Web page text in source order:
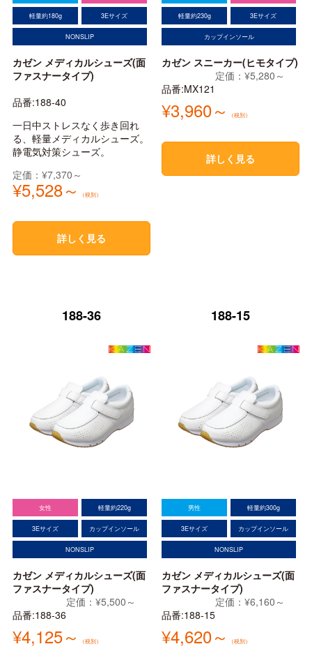
軽量約180g 3Eサイズ
NONSLIP
カゼン メディカルシューズ(面
ファスナータイプ)
品番:188-40
一日中ストレスなく歩き回れ
る、軽量メディカルシューズ。
静電気対策シューズ。
定価：¥7,370～
¥5,528～ （税別）
詳しく見る
軽量約230g 3Eサイズ
カップインソール
カゼン スニーカー(ヒモタイプ)
品番:MX121
定価：¥5,280～
¥3,960～ （税別）
詳しく見る
188-36
女性 軽量約220g
3Eサイズ カップインソール
NONSLIP
カゼン メディカルシューズ(面
ファスナータイプ)
品番:188-36
定価：¥5,500～
¥4,125～ （税別）
188-15
男性 軽量約300g
3Eサイズ カップインソール
NONSLIP
カゼン メディカルシューズ(面
ファスナータイプ)
品番:188-15
定価：¥6,160～
¥4,620～ （税別）